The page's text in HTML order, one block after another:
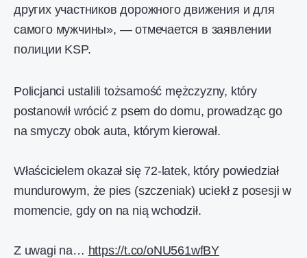
других участников дорожного движения и для
самого мужчины», — отмечается в заявлении
полиции KSP.
Policjanci ustalili tożsamość mężczyzny, który
postanowił wrócić z psem do domu, prowadząc go
na smyczy obok auta, którym kierował.
Właścicielem okazał się 72-latek, który powiedział
mundurowym, że pies (szczeniak) uciekł z posesji w
momencie, gdy on na nią wchodził.
Z uwagi na… https://t.co/oNU561wfBY